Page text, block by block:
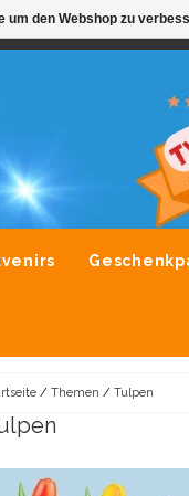
/ Themen / Tulpen
den Webshop zu